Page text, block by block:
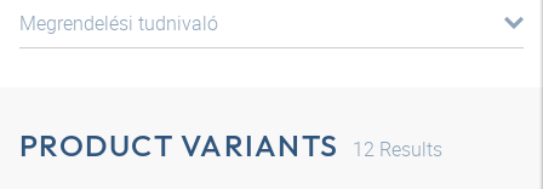
Megrendelési tudnivaló
PRODUCT VARIANTS 12 Results